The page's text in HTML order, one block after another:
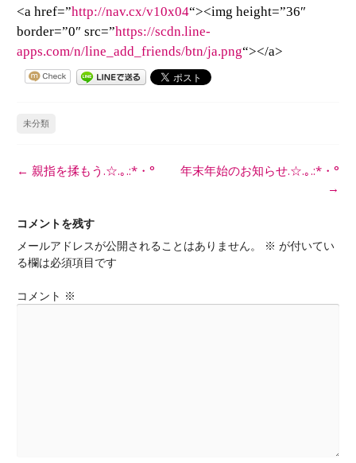
<a href=”http://nav.cx/v10x04“><img height=”36″
border=”0″ src=”https://scdn.line-
apps.com/n/line_add_friends/btn/ja.png“></a>
未分類
投
ビ
ゲ
ー
ョ
ン
← 親指を揉もう.☆.｡.:*・°
年末年始のお知らせ.☆.｡.:*・°
→
コメントを残す
メールアドレスが公開されることはありません。
※ が付いてい
る欄は必須項目です
コメント ※